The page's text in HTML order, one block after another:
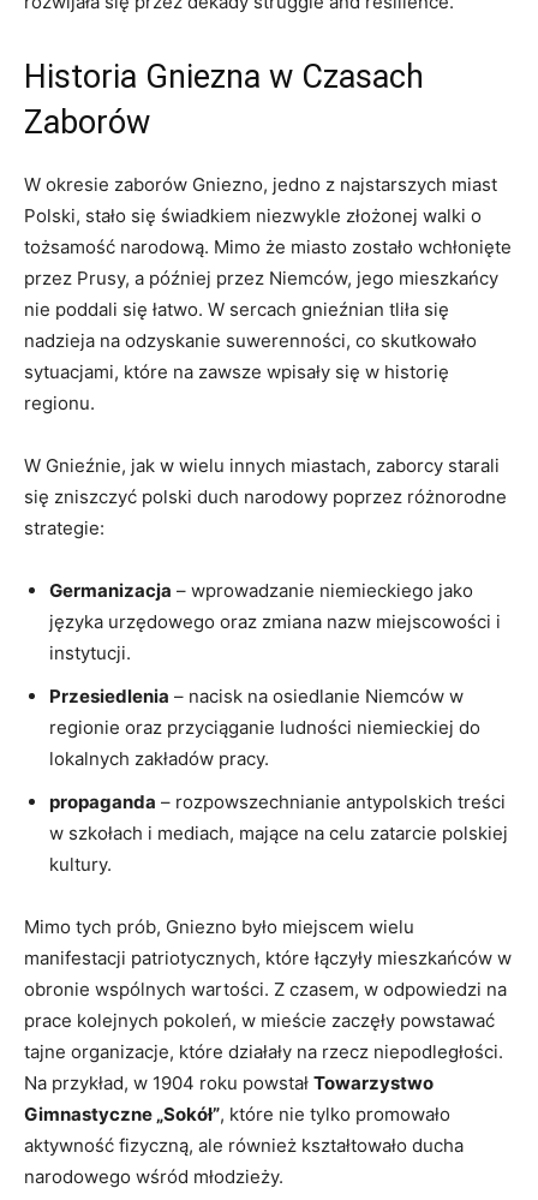
Historia Gniezna w Czasach
Zaborów
W okresie zaborów Gniezno, jedno z najstarszych miast
Polski, stało się świadkiem niezwykle złożonej walki o
tożsamość narodową. Mimo że miasto zostało wchłonięte
przez Prusy, a później przez Niemców, jego mieszkańcy
nie poddali się łatwo. W sercach gnieźnian tliła się
nadzieja na odzyskanie suwerenności, co skutkowało
sytuacjami, które na zawsze wpisały się w historię
regionu.
W Gnieźnie, jak w wielu innych miastach, zaborcy starali
się zniszczyć polski duch narodowy poprzez różnorodne
strategie:
Germanizacja – wprowadzanie niemieckiego jako
języka urzędowego oraz zmiana nazw miejscowości i
instytucji.
Przesiedlenia – nacisk na osiedlanie Niemców w
regionie oraz przyciąganie ludności niemieckiej do
lokalnych zakładów pracy.
propaganda – rozpowszechnianie antypolskich treści
w szkołach i mediach, mające na celu zatarcie polskiej
kultury.
Mimo tych prób, Gniezno było miejscem wielu
manifestacji patriotycznych, które łączyły mieszkańców w
obronie wspólnych wartości. Z czasem, w odpowiedzi na
prace kolejnych pokoleń, w mieście zaczęły powstawać
tajne organizacje, które działały na rzecz niepodległości.
Na przykład, w 1904 roku powstał Towarzystwo
Gimnastyczne „Sokół”, które nie tylko promowało
aktywność fizyczną, ale również kształtowało ducha
narodowego wśród młodzieży.